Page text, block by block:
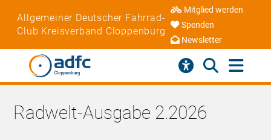
Allgemeiner Deutscher Fahrrad-
Club Kreisverband Cloppenburg
Mitglied werden
Spenden
Newsletter
Radwelt-Ausgabe 2.2026